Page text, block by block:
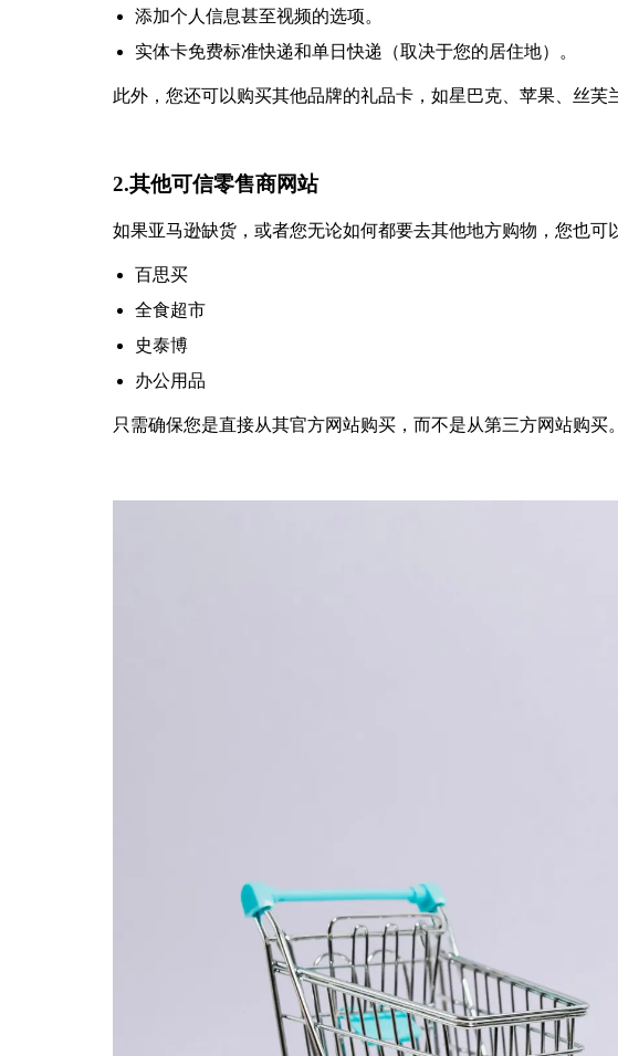
添加个人信息甚至视频的选项。
实体卡免费标准快递和单日快递（取决于您的居住地）。
此外，您还可以购买其他品牌的礼品卡，如星巴克、苹果、丝芙
2.其他可信零售商网站
如果亚马逊缺货，或者您无论如何都要去其他地方购物，您也可
百思买
全食超市
史泰博
办公用品
只需确保您是直接从其官方网站购买，而不是从第三方网站购